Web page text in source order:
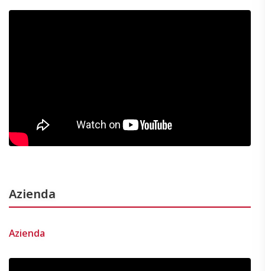
Azienda
Azienda